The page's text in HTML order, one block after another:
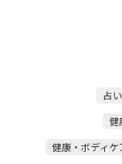
占い
健
健康・ボディケ